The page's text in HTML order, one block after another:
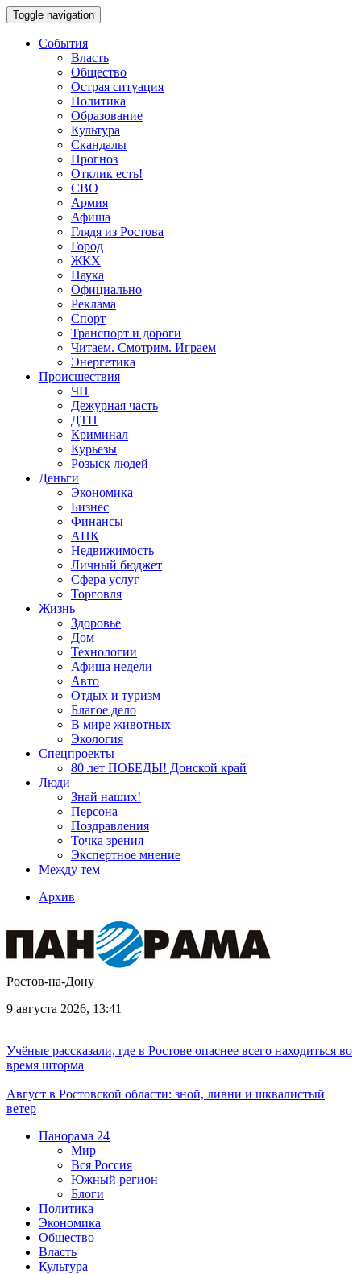
Toggle navigation
События
Власть
Общество
Острая ситуация
Политика
Образование
Культура
Скандалы
Прогноз
Отклик есть!
СВО
Армия
Афиша
Глядя из Ростова
Город
ЖКХ
Наука
Официально
Реклама
Спорт
Транспорт и дороги
Читаем. Смотрим. Играем
Энергетика
Происшествия
ЧП
Дежурная часть
ДТП
Криминал
Курьезы
Розыск людей
Деньги
Экономика
Бизнес
Финансы
АПК
Недвижимость
Личный бюджет
Сфера услуг
Торговля
Жизнь
Здоровье
Дом
Технологии
Афиша недели
Авто
Отдых и туризм
Благое дело
В мире животных
Экология
Спецпроекты
80 лет ПОБЕДЫ! Донской край
Люди
Знай наших!
Персона
Поздравления
Точка зрения
Экспертное мнение
Между тем
Архив
Ростов-на-Дону
9 августа 2026, 13:41
Учёные рассказали, где в Ростове опаснее всего находиться во
время шторма
Август в Ростовской области: зной, ливни и шквалистый
ветер
Панорама 24
Мир
Вся Россия
Южный регион
Блоги
Политика
Экономика
Общество
Власть
Культура